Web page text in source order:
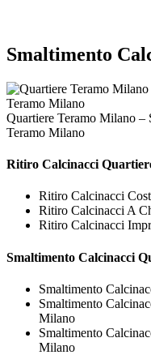
Smaltimento
Quartiere Teramo Milano –
Teramo Milano
Ritiro Calcinacci
Ritiro Calcinacci
Ritiro Calcinacci A
Ritiro Calcinacci
Smaltimento Calcinacci
Smaltimento
Smaltimento
Milano
Smaltimento
Milano